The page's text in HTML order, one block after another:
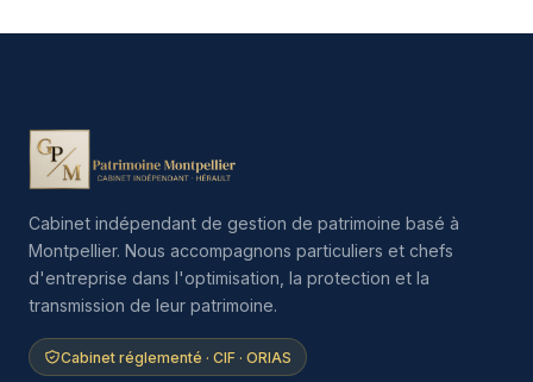
Cabinet indépendant de gestion de patrimoine basé à
Montpellier. Nous accompagnons particuliers et chefs
d'entreprise dans l'optimisation, la protection et la
transmission de leur patrimoine.
Cabinet réglementé · CIF · ORIAS